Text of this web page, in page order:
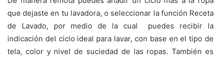
que dejaste en tu lavadora, o seleccionar la función Receta
de Lavado, por medio de la cual puedes recibir la
indicación del ciclo ideal para lavar, con base en el tipo de
tela, color y nivel de suciedad de las ropas. También es